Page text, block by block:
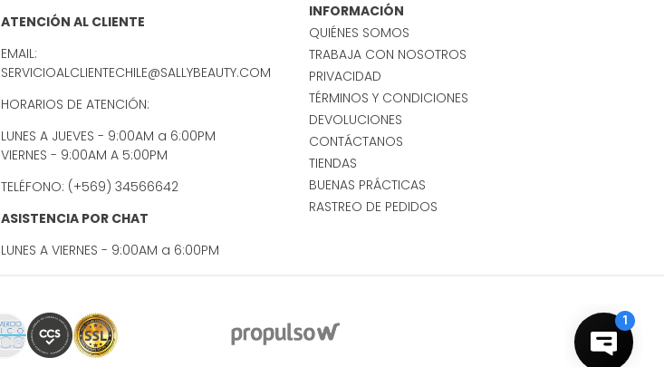
ATENCIÓN AL CLIENTE
EMAIL:
SERVICIOALCLIENTECHILE@SALLYBEAUTY.COM
HORARIOS DE ATENCIÓN:
LUNES A JUEVES - 9:00AM a 6:00PM
VIERNES - 9:00AM A 5:00PM
TELÉFONO: (+569) 34566642
ASISTENCIA POR CHAT
LUNES A VIERNES - 9:00AM a 6:00PM
INFORMACIÓN
QUIÉNES SOMOS
TRABAJA CON NOSOTROS
PRIVACIDAD
TÉRMINOS Y CONDICIONES
DEVOLUCIONES
CONTÁCTANOS
TIENDAS
BUENAS PRÁCTICAS
RASTREO DE PEDIDOS